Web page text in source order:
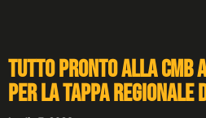
Tutto pronto alla CMB
per la tappa regionale